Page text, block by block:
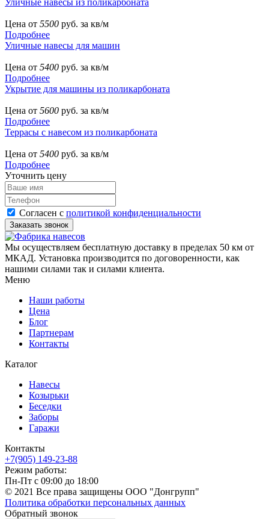
Цена от 5500 руб. за кв/м
Подробнее
Уличные навесы для машин
Цена от 5400 руб. за кв/м
Подробнее
Укрытие для машины из поликарбоната
Цена от 5600 руб. за кв/м
Подробнее
Террасы с навесом из поликарбоната
Цена от 5400 руб. за кв/м
Подробнее
Уточнить цену
Согласен с политикой конфиденциальности
Мы осуществляем бесплатную доставку в пределах 50 км от
МКАД. Установка производится по договоренности, как
нашими силами так и силами клиента.
Меню
Наши работы
Цена
Блог
Партнерам
Контакты
Каталог
Навесы
Козырьки
Беседки
Заборы
Гаражи
Контакты
+7(905) 149-23-88
Режим работы:
Пн-Пт с 09:00 до 18:00
© 2021 Все права защищены ООО "Донгрупп"
Политика обработки персональных данных
Обратный звонок